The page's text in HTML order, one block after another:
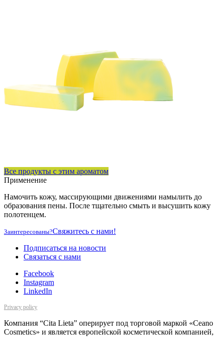
Все продукты с этим ароматом
Применение
Намочить кожу, массирующими движениями намылить до
образования пены. После тщательно смыть и высушить кожу
полотенцем.
Заинтересованы?Свяжитесь с нами!
Подписаться на новости
Cвязаться с нами
Facebook
Instagram
LinkedIn
Privacy policy
Компания “Cita Lieta” оперирует под торговой маркой «Ceano
Cosmetics» и является европейской косметической компанией,